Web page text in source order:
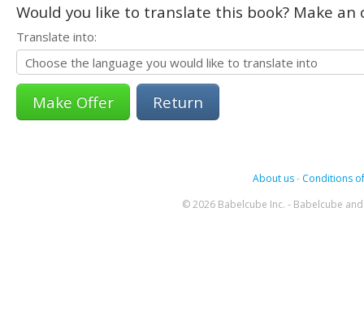
Would you like to translate this book? Make
Translate into:
Return
About us- Conditions
© 2026 Babelcube Inc. - Babelcube